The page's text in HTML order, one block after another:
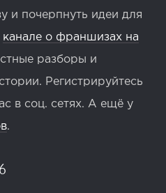
и почерпнуть идеи для
канале о франшизах на
разборы и
Регистрируйтесь
в соц. сетях. А ещё у
.